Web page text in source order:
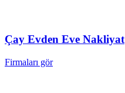
Çay Evden Eve Nakliyat
Firmaları gör